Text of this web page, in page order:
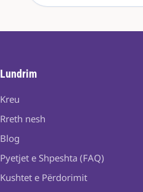
Lundrim
Kreu
Rreth nesh
Blog
Pyetjet e Shpeshta (FAQ)
Kushtet e Përdorimit